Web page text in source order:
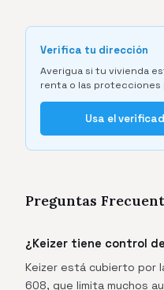
Verifica tu dirección
Averigua si tu vivienda
renta o las protecciones
Usa el
Preguntas
¿Keizer tiene control
Keizer está cubierto por
608, que limita muchos